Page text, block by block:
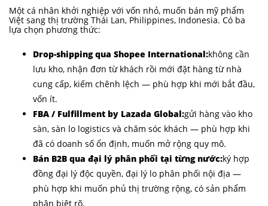
Một cá nhân khởi nghiệp với vốn nhỏ, muốn bán mỹ phẩm
Việt sang thị trường Thái Lan, Philippines, Indonesia. Có ba
lựa chọn phương thức:
Drop-shipping qua Shopee International:không cần
lưu kho, nhận đơn từ khách rồi mới đặt hàng từ nhà
cung cấp, kiếm chênh lệch — phù hợp khi mới bắt đầu,
vốn ít.
FBA / Fulfillment by Lazada Global:gửi hàng vào kho
sàn, sàn lo logistics và chăm sóc khách — phù hợp khi
đã có doanh số ổn định, muốn mở rộng quy mô.
Bán B2B qua đại lý phân phối tại từng nước:ký hợp
đồng đại lý độc quyền, đại lý lo phân phối nội địa —
phù hợp khi muốn phủ thị trường rộng, có sản phẩm
phân biệt rõ.